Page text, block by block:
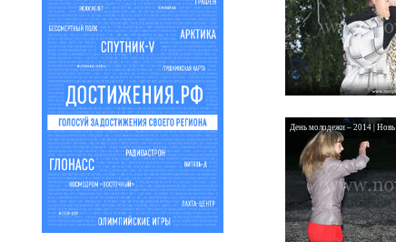
День молодежи – 2014 | Новь